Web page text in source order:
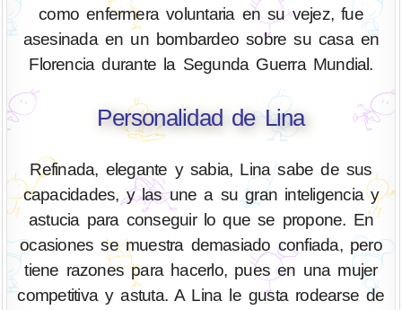
como enfermera voluntaria en su vejez, fue
asesinada en un bombardeo sobre su casa en
Florencia durante la Segunda Guerra Mundial.
Personalidad de Lina
Refinada, elegante y sabia, Lina sabe de sus
capacidades, y las une a su gran inteligencia y
astucia para conseguir lo que se propone. En
ocasiones se muestra demasiado confiada, pero
tiene razones para hacerlo, pues en una mujer
competitiva y astuta. A Lina le gusta rodearse de